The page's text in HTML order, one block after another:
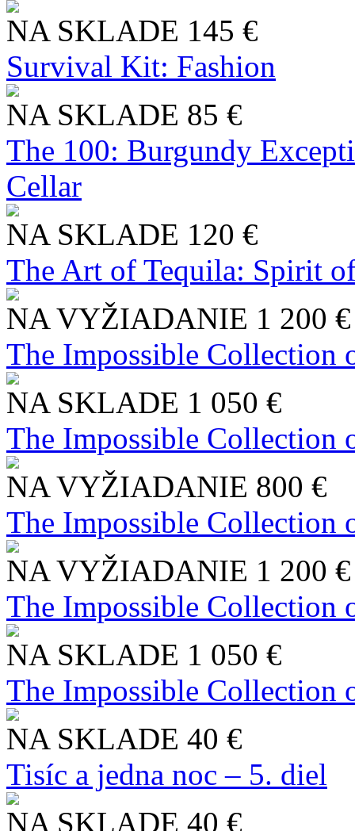
NA SKLADE 145 €
Survival Kit: Fashion
NA SKLADE 85 €
The 100: Burgundy
Cellar
NA SKLADE 120 €
The Art of Tequila: Spirit
NA VYŽIADANIE 1 200 €
The Impossible Collection
NA SKLADE 1 050 €
The Impossible Collection
NA VYŽIADANIE 800 €
The Impossible Collection
NA VYŽIADANIE 1 200 €
The Impossible Collection
NA SKLADE 1 050 €
The Impossible Collection
NA SKLADE 40 €
Tisíc a jedna noc – 5. diel
NA SKLADE 40 €